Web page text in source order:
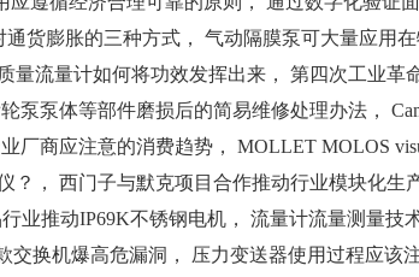
货膨胀的三种方式， 气动隔膜泵可大量应用
量流量计如何将功效发挥出来， 第四次工业革
泵泵体等部件磨损后的简易维修处理办法，
厂商应注意的消费趋势， MOLLET MOLOS
， 西门子与默克项目合作推动行业模块化生
业推动IP69K不锈钢电机， 流量计流量测量技
交换机爆高危漏洞， 压力变送器使用过程应该